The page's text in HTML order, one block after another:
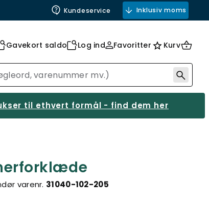
Kundeservice Inklusiv moms
Gavekort saldo Log ind Favoritter Kurv
til ethvert formål - find dem her
varenr. 31040-102-205